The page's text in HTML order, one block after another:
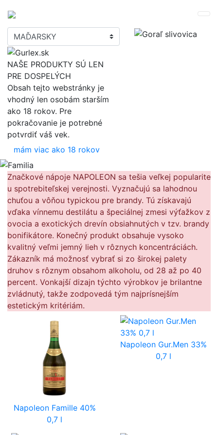
NAŠE PRODUKTY SÚ LEN
PRE DOSPELÝCH
Obsah tejto webstránky je
vhodný len osobám starším
ako 18 rokov. Pre
pokračovanie je potrebné
potvrdiť váš vek.
mám viac ako 18 rokov
Značkové nápoje NAPOLEON sa tešia veľkej popularite
u spotrebiteľskej verejnosti. Vyznačujú sa lahodnou
chuťou a vôňou typickou pre brandy. Tú získavajú
vďaka vínnemu destilátu a špeciálnej zmesi výťažkov z
ovocia a exotických drevín obsiahnutých v tzv. brandy
bonifikátore. Konečný produkt obsahuje vysoko
kvalitný veľmi jemný lieh v rôznych koncentráciách.
Zákazník má možnosť vybrať si zo širokej palety
druhov s rôznym obsahom alkoholu, od 28 až po 40
percent. Vonkajší dizajn týchto výrobkov je brilantne
zvládnutý, takže zodpovedá tým najprísnejším
estetickým kritériám.
Napoleon Famille 40%
0,7 l
Napoleon Gur.Men 33%
0,7 l